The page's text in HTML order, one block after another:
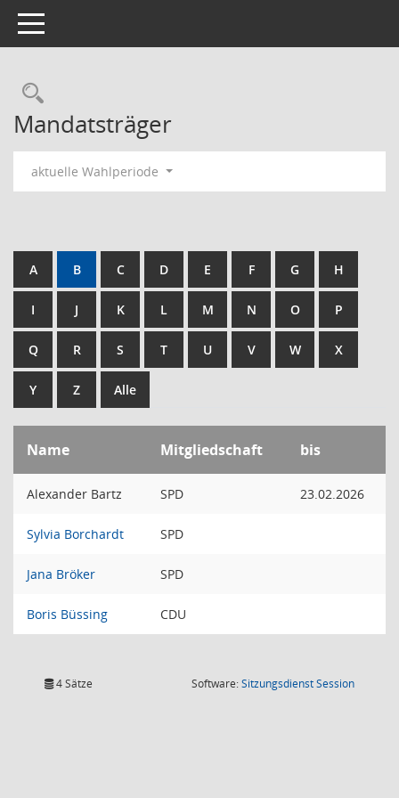
Toggle navigation
Rechercheauswahl
Mandatsträger
aktuelle Wahlperiode
A B C D E F G H
I J K L M N O P
Q R S T U V W X
Y Z Alle
Name Mitgliedschaft bis
Alexander Bartz SPD 23.02.2026
Sylvia Borchardt SPD
Jana Bröker SPD
Boris Büssing CDU
4 Sätze Software:SitzungsdienstSession(Wird in